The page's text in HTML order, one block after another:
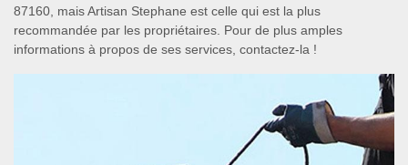
87160, mais Artisan Stephane est celle qui est la plus
recommandée par les propriétaires. Pour de plus amples
informations à propos de ses services, contactez-la !